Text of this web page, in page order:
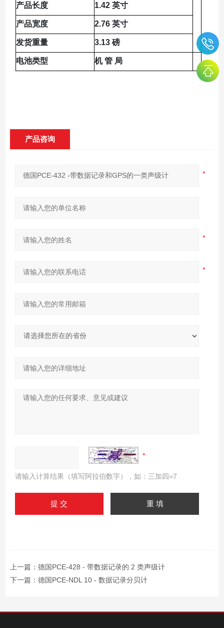
产品长度 1.42 英寸
产品宽度 2.76 英寸
发货重量 3.13 磅
电池类型 机 管 局
产品咨询
请输入计算结果（填写阿拉伯数字），如：三加四=7
上一篇： 德国PCE-428 - 带数据记录的 2 类声级计
下一篇： 德国PCE-NDL 10 - 数据记录分贝计